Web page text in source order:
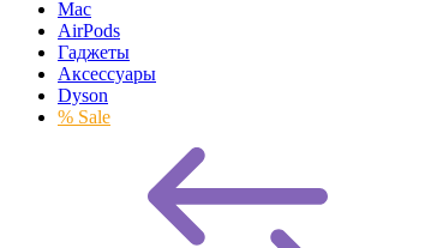
Mac
AirPods
Гаджеты
Аксессуары
Dyson
% Sale